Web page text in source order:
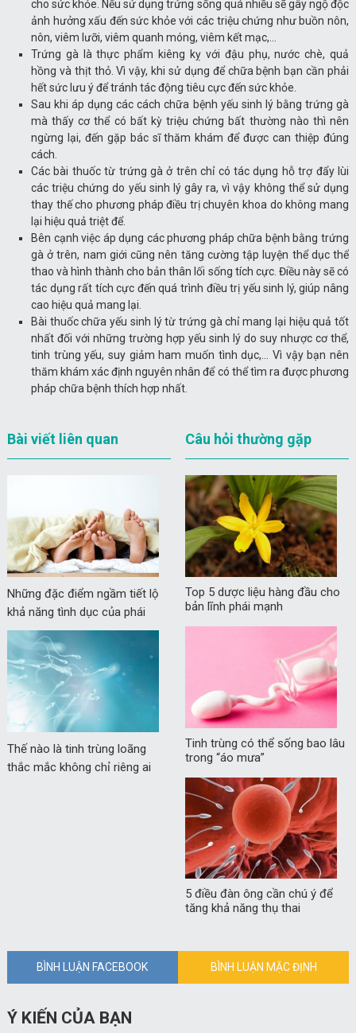
cho sức khỏe. Nếu sử dụng trứng sống quá nhiều sẽ gây ngộ độc
ảnh hưởng xấu đến sức khỏe với các triệu chứng như buồn nôn,
nôn, viêm lưỡi, viêm quanh móng, viêm kết mạc,…
Trứng gà là thực phẩm kiêng kỵ với đậu phụ, nước chè, quả
hồng và thịt thỏ. Vì vậy, khi sử dụng để chữa bệnh bạn cần phải
hết sức lưu ý để tránh tác động tiêu cực đến sức khỏe.
Sau khi áp dụng các cách chữa bệnh yếu sinh lý bằng trứng gà
mà thấy cơ thể có bất kỳ triệu chứng bất thường nào thì nên
ngừng lại, đến gặp bác sĩ thăm khám để được can thiệp đúng
cách.
Các bài thuốc từ trứng gà ở trên chỉ có tác dụng hỗ trợ đẩy lùi
các triệu chứng do yếu sinh lý gây ra, vì vậy không thể sử dụng
thay thế cho phương pháp điều trị chuyên khoa do không mang
lại hiệu quả triệt để.
Bên cạnh việc áp dụng các phương pháp chữa bệnh bằng trứng
gà ở trên, nam giới cũng nên tăng cường tập luyện thể dục thể
thao và hình thành cho bản thân lối sống tích cực. Điều này sẽ có
tác dụng rất tích cực đến quá trình điều trị yếu sinh lý, giúp nâng
cao hiệu quả mang lại.
Bài thuốc chữa yếu sinh lý từ trứng gà chỉ mang lại hiệu quả tốt
nhất đối với những trường hợp yếu sinh lý do suy nhược cơ thể,
tinh trùng yếu, suy giảm ham muốn tình dục,… Vì vậy bạn nên
thăm khám xác định nguyên nhân để có thể tìm ra được phương
pháp chữa bệnh thích hợp nhất.
Bài viết liên quan
Những đặc điểm ngầm tiết lộ
khả năng tình dục của phái
mạnh
Thế nào là tinh trùng loãng
thắc mắc không chỉ riêng ai
Câu hỏi thường gặp
Top 5 dược liệu hàng đầu cho
bản lĩnh phái mạnh
Tinh trùng có thể sống bao lâu
trong “áo mưa”
5 điều đàn ông cần chú ý để
tăng khả năng thụ thai
BÌNH LUẬN FACEBOOK BÌNH LUẬN MẶC ĐỊNH
Ý KIẾN CỦA BẠN